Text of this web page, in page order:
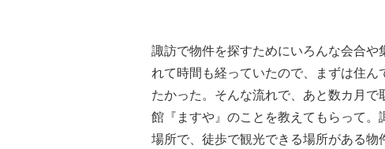
諏訪で物件を探すためにいろんな会合
れて時間も経っていたので、まずは住ん
たかった。そんな流れで、あと数カ月
館『ますや』のことを教えてもらって。
場所で、徒歩で観光できる場所がある